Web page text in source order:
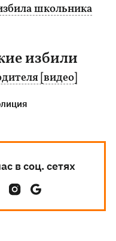
школьника
избили
[видео]
в соц. сетях